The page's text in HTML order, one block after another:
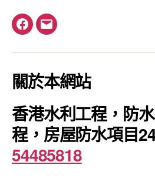
Facebook
電
關於本網站
香港水利工程，防
程，房屋防水項目
54485818